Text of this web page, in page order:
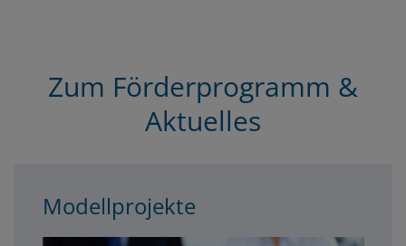
Zum Förderprogramm &
Aktuelles
Modellprojekte